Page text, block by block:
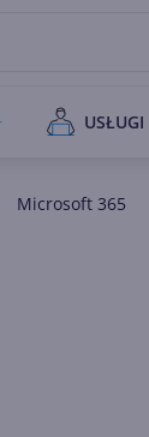
USŁUGI
Microsoft 365